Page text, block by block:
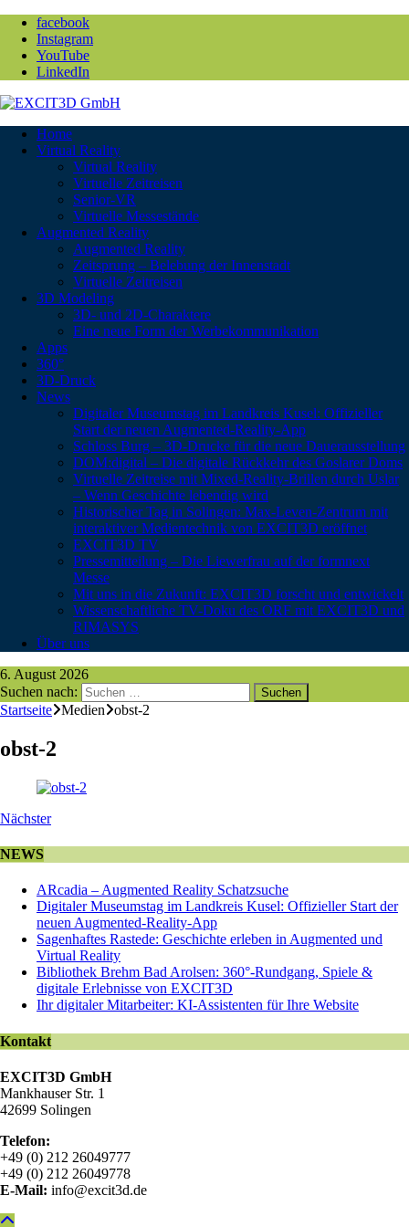
facebook
Instagram
YouTube
LinkedIn
Home
Virtual Reality
Virtual Reality
Virtuelle Zeitreisen
Senior-VR
Virtuelle Messestände
Augmented Reality
Augmented Reality
Zeitsprung – Belebung der Innenstadt
Virtuelle Zeitreisen
3D Modeling
3D- und 2D-Charaktere
Eine neue Form der Werbekommunikation
Apps
360°
3D-Druck
News
Digitaler Museumstag im Landkreis Kusel: Offizieller
Start der neuen Augmented-Reality-App
Schloss Burg – 3D-Drucke für die neue Dauerausstellung
DOM:digital – Die digitale Rückkehr des Goslarer Doms
Virtuelle Zeitreise mit Mixed-Reality-Brillen durch Uslar
– Wenn Geschichte lebendig wird
Historischer Tag in Solingen: Max-Leven-Zentrum mit
interaktiver Medientechnik von EXCIT3D eröffnet
EXCIT3D TV
Pressemitteilung – Die Liewerfrau auf der formnext
Messe
Mit uns in die Zukunft: EXCIT3D forscht und entwickelt
Wissenschaftliche TV-Doku des ORF mit EXCIT3D und
RIMASYS
Über uns
6. August 2026
Suchen nach:
Startseite Medien obst-2
obst-2
Nächster
NEWS
ARcadia – Augmented Reality Schatzsuche
Digitaler Museumstag im Landkreis Kusel: Offizieller Start der
neuen Augmented-Reality-App
Sagenhaftes Rastede: Geschichte erleben in Augmented und
Virtual Reality
Bibliothek Brehm Bad Arolsen: 360°-Rundgang, Spiele &
digitale Erlebnisse von EXCIT3D
Ihr digitaler Mitarbeiter: KI-Assistenten für Ihre Website
Kontakt
EXCIT3D GmbH
Mankhauser Str. 1
42699 Solingen
Telefon:
+49 (0) 212 26049777
+49 (0) 212 26049778
E-Mail: info@excit3d.de